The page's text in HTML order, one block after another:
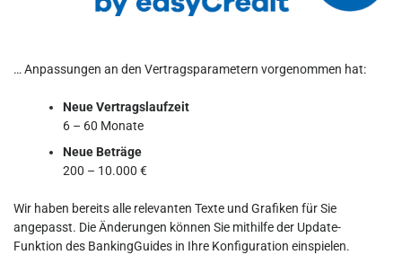
… Anpassungen an den Vertragsparametern vorgenommen hat:
Neue Vertragslaufzeit
6 – 60 Monate
Neue Beträge
200 – 10.000 €
Wir haben bereits alle relevanten Texte und Grafiken für Sie
angepasst. Die Änderungen können Sie mithilfe der Update-
Funktion des BankingGuides in Ihre Konfiguration einspielen.